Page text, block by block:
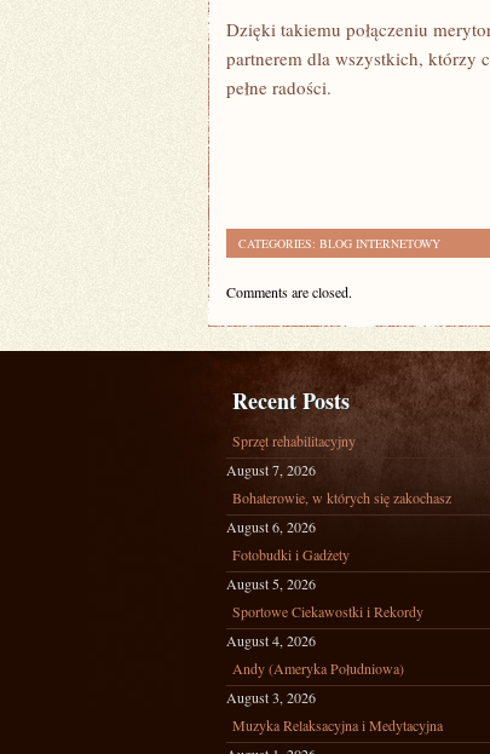
Dzięki takiemu połączeniu
partnerem dla wszystkich, którzy
pełne radości.
CATEGORIES: BLOG INTERNETOWY
Comments are closed.
Recent Posts
Sprzęt rehabilitacyjny
August 7, 2026
Bohaterowie, w których się zakochasz
August 6, 2026
Fotobudki i Gadżety
August 5, 2026
Sportowe Ciekawostki i Rekordy
August 4, 2026
Andy (Ameryka Południowa)
August 3, 2026
Muzyka Relaksacyjna i Medytacyjna